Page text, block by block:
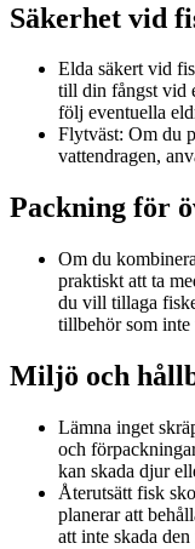
Säkerhet vid
Elda säkert vid
till din fångst vid
följ eventuella
Flytväst: Om du
vattendragen,
Packning för
Om du
praktiskt att ta
du vill tillaga
tillbehör som inte
Miljö och
Lämna inget
och
kan skada djur
Återutsätt fisk
planerar att
att inte skada